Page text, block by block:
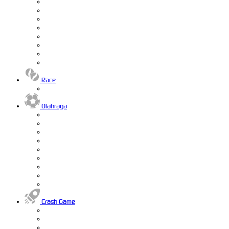
Race
Olahraga
Crash Game